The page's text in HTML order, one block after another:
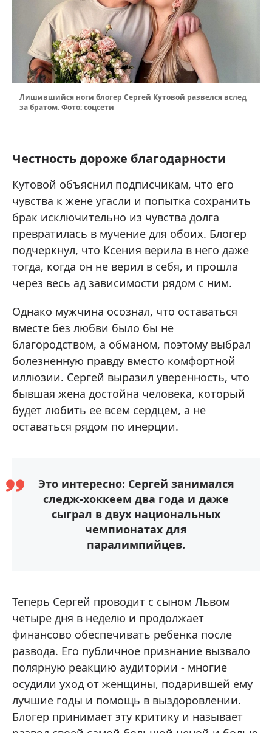
Лишившийся ноги блогер Сергей Кутовой развелся вслед
за братом. Фото: соцсети
Честность дороже благодарности
Кутовой объяснил подписчикам, что его
чувства к жене угасли и попытка сохранить
брак исключительно из чувства долга
превратилась в мучение для обоих. Блогер
подчеркнул, что Ксения верила в него даже
тогда, когда он не верил в себя, и прошла
через весь ад зависимости рядом с ним.
Однако мужчина осознал, что оставаться
вместе без любви было бы не
благородством, а обманом, поэтому выбрал
болезненную правду вместо комфортной
иллюзии. Сергей выразил уверенность, что
бывшая жена достойна человека, который
будет любить ее всем сердцем, а не
оставаться рядом по инерции.
Это интересно: Сергей занимался
следж-хоккеем два года и даже
сыграл в двух национальных
чемпионатах для
паралимпийцев.
Теперь Сергей проводит с сыном Львом
четыре дня в неделю и продолжает
финансово обеспечивать ребенка после
развода. Его публичное признание вызвало
полярную реакцию аудитории - многие
осудили уход от женщины, подарившей ему
лучшие годы и помощь в выздоровлении.
Блогер принимает эту критику и называет